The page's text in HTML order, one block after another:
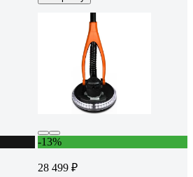
-13%
28 499 ₽